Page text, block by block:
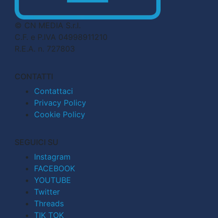
© CN MEDIA S.r.l.
C.F. e P.IVA 04998911210
R.E.A. n. 727803
CONTATTI
Contattaci
Privacy Policy
Cookie Policy
SEGUICI SU
Instagram
FACEBOOK
YOUTUBE
Twitter
Threads
TIK TOK